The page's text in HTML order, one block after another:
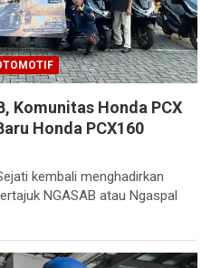
Komunitas Honda PCX
Honda PCX160
kembali menghadirkan
NGASAB atau Ngaspal